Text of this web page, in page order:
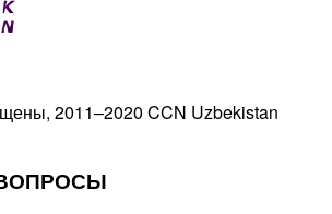
2011–2020 CCN Uzbekistan